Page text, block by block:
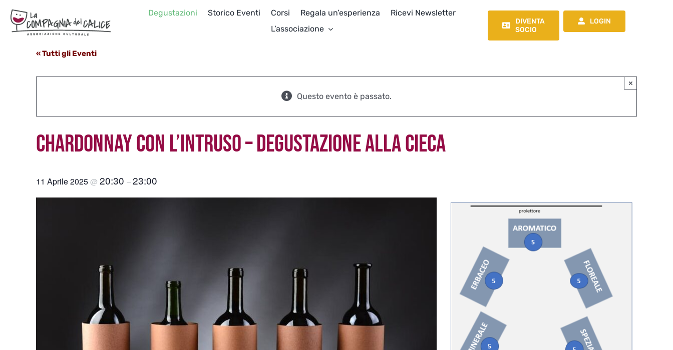
contenuto
Degustazioni Storico Eventi Corsi Regala un’esperienza
Ricevi Newsletter
L’associazione
DIVENTA
SOCIO
LOGIN
« Tutti gli Eventi
Questo evento è passato.
×
CHARDONNAY CON L’INTRUSO – DEGUSTAZIONE ALLA CIECA
11 Aprile 2025@ 20:30 –23:00